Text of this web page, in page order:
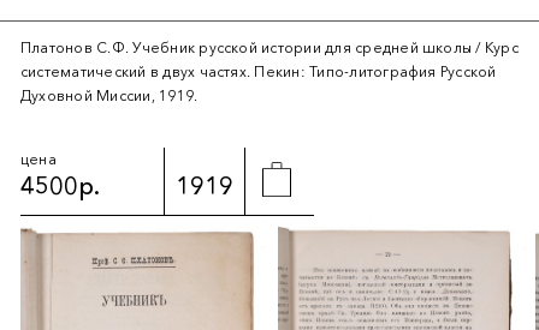
Платонов С.Ф. Учебник русской истории для средней школы / Курс
систематический в двух частях. Пекин: Типо-литография Русской
Духовной Миссии, 1919.
цена
4500р. 1919